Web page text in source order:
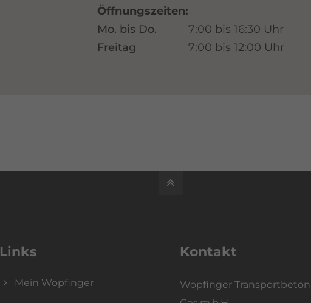
Öffnungszeiten:
Mo. bis Do.
7:00 bis 16:30 Uhr
Freitag
7:00 bis 12:00 Uhr
Links
Mein Wopfinger
Kontakt
Wopfinger Transportbeton